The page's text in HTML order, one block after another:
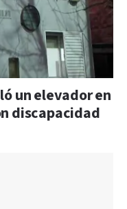
un elevador en
discapacidad